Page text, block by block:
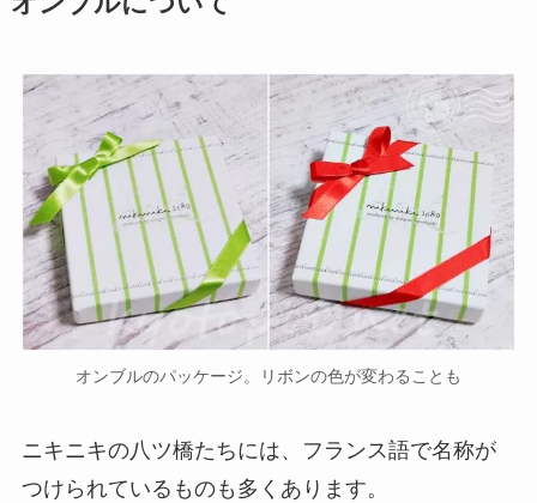
オンブルのパッケージ。リボンの色が変わることも
ニキニキの八ツ橋たちには、フランス語で名称が
つけられているものも多くあります。